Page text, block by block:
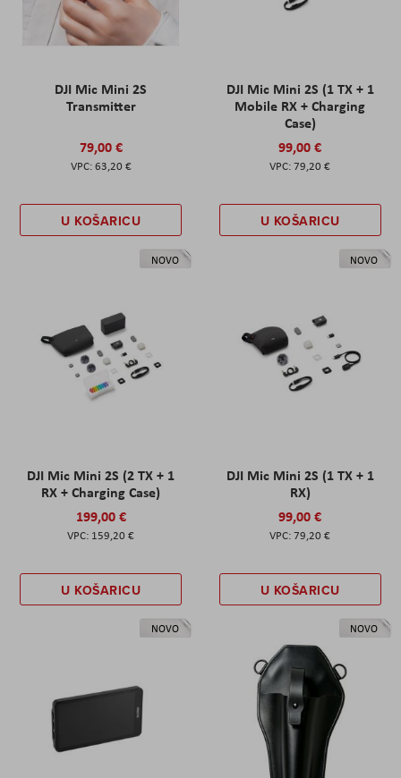
DJI Mic Mini 2S
Transmitter
79,00 €
63,20 €
U KOŠARICU
DJI Mic Mini 2S (1 TX + 1
Mobile RX + Charging
Case)
99,00 €
79,20 €
U KOŠARICU
NOVO
DJI Mic Mini 2S (2 TX + 1
RX + Charging Case)
199,00 €
159,20 €
U KOŠARICU
NOVO
DJI Mic Mini 2S (1 TX + 1
RX)
99,00 €
79,20 €
U KOŠARICU
NOVO NOVO